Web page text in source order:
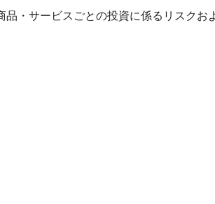
品・サービスごとの投資に係るリスクお